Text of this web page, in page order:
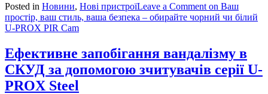
Posted in Новини, Нові пристроїLeave a Comment on Ваш
простір, ваш стиль, ваша безпека – обирайте чорний чи білий
U-PROX PIR Cam
Ефективне запобігання вандалізму в
СКУД за допомогою зчитувачів серії U-
PROX Steel